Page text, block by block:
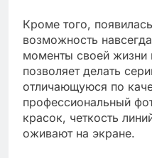
Кроме того,
возможность
моменты своей жизни
позволяет делать
отличающуюся по
профессиональный
красок, четкость
оживают на экране.